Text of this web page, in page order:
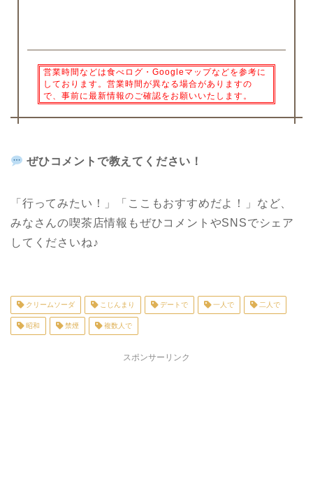
営業時間などは食べログ・Googleマップなどを参考に
しております。営業時間が異なる場合がありますの
で、事前に最新情報のご確認をお願いいたします。
ぜひコメントで教えてください！
「行ってみたい！」「ここもおすすめだよ！」など、
みなさんの喫茶店情報もぜひコメントやSNSでシェア
してくださいね♪
クリームソーダ こじんまり デートで 一人で 二人で
昭和 禁煙 複数人で
スポンサーリンク